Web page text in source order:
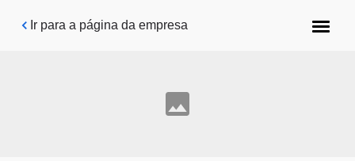
Pular para o conteúdo principal
Ir para a página da empresa